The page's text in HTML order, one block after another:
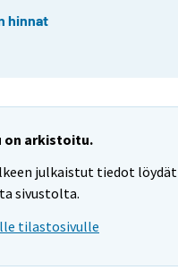
hinnat
on arkistoitu.
julkaistut tiedot löydät
sivustolta.
tilastosivulle